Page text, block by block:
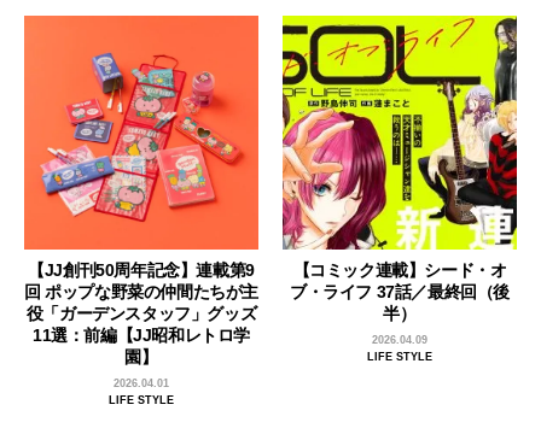
【JJ創刊50周年記念】連載第9
回 ポップな野菜の仲間たちが主
役「ガーデンスタッフ」グッズ
11選：前編【JJ昭和レトロ学
園】
2026.04.01
LIFE STYLE
【コミック連載】シード・オ
ブ・ライフ 37話／最終回（後
半）
2026.04.09
LIFE STYLE